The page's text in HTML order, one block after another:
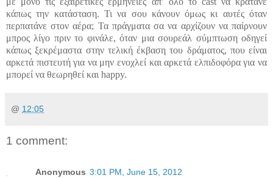
κάπως την κατάσταση. Τι να σου κάνουν όμως κι αυτές όταν
περπατάνε στον αέρα; Τα πράγματα σα να αρχίζουν να παίρνουν
μπρος λίγο πριν το φινάλε, όταν μια σουρεάλ σύμπτωση οδηγεί
κάπως ξεκρέμαστα στην τελική έκβαση του δράματος, που είναι
αρκετά πιστευτή για να μην ενοχλεί και αρκετά ελπιδοφόρα για να
μπορεί να θεωρηθεί και happy.
@ 12:05
1 comment:
Anonymous 3:01 PM, June 15, 2012